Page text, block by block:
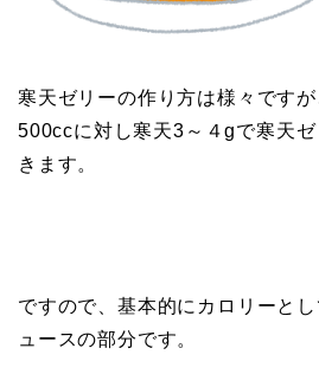
寒天ゼリーの作り方は様々です
500ccに対し寒天3～４gで寒天
きます。
ですので、基本的にカロリーと
ュースの部分です。